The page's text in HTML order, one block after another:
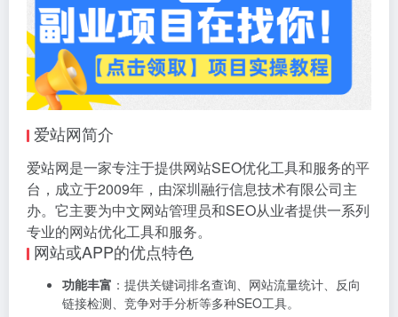
爱站网简介
爱站网是一家专注于提供网站SEO优化工具和服务的平
台，成立于2009年，由深圳融行信息技术有限公司主
办。它主要为中文网站管理员和SEO从业者提供一系列
专业的网站优化工具和服务。
网站或APP的优点特色
功能丰富 ：提供关键词排名查询、网站流量统计、反向
链接检测、竞争对手分析等多种SEO工具。